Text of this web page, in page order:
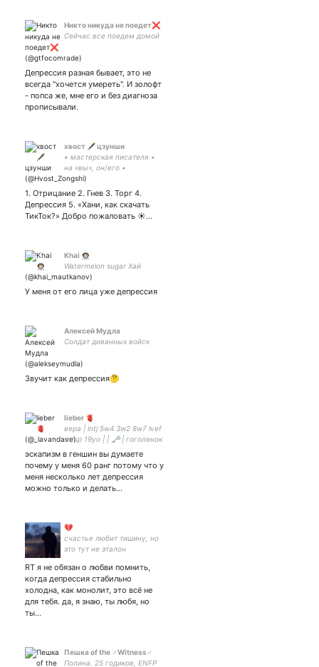
Никто никуда не поедет❌
Сейчас все поедем домой
Депрессия разная бывает, это не
всегда "хочется умереть". И золофт
- попса же, мне его и без диагноза
прописывали.
хвост 🖋️ цзунши
• мастерская писателя •
на «вы», он/его •
возлюбленный Учитель — |
1. Отрицание 2. Гнев 3. Торг 4.
Депрессия 5. «Хани, как скачать
ТикТок?» Добро пожаловать ☀️…
Khai 👨🏻‍🚀
Watermelon sugar Хай
У меня от его лица уже депрессия
Алексей Мудла
Солдат диванных войск
Звучит как депрессия🤔
lieber 🫀
вера | intj 5w4 3w2 8w7 lvef
sx/sp 19уо | | 🗝 | гоголенок
эскапизм в геншин вы думаете
почему у меня 60 ранг потому что у
меня несколько лет депрессия
можно только и делать…
💔
счастье любит тишину, но
это тут не эталон
RT я не обязан о любви помнить,
когда депрессия стабильно
холодна, как монолит, это всё не
для тебя. да, я знаю, ты любя, но
ты…
Пешка of the ♂️Witness♂️
Полина. 25 годиков, ENFP